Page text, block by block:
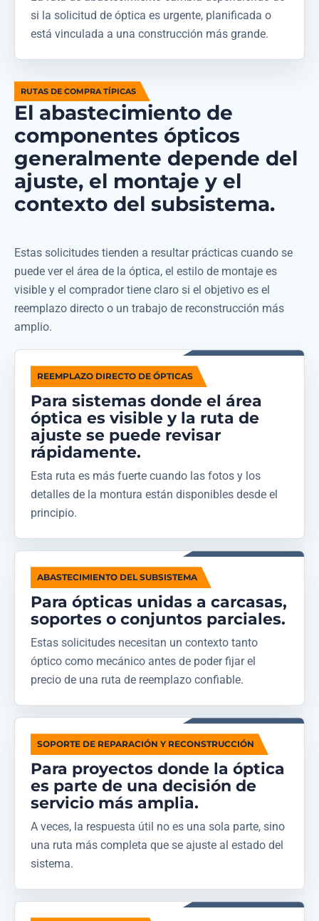
si la solicitud de óptica es urgente, planificada o
está vinculada a una construcción más grande.
RUTAS DE COMPRA TÍPICAS
El abastecimiento de
componentes ópticos
generalmente depende del
ajuste, el montaje y el
contexto del subsistema.
Estas solicitudes tienden a resultar prácticas cuando se
puede ver el área de la óptica, el estilo de montaje es
visible y el comprador tiene claro si el objetivo es el
reemplazo directo o un trabajo de reconstrucción más
amplio.
REEMPLAZO DIRECTO DE ÓPTICAS
Para sistemas donde el área
óptica es visible y la ruta de
ajuste se puede revisar
rápidamente.
Esta ruta es más fuerte cuando las fotos y los
detalles de la montura están disponibles desde el
principio.
ABASTECIMIENTO DEL SUBSISTEMA
Para ópticas unidas a carcasas,
soportes o conjuntos parciales.
Estas solicitudes necesitan un contexto tanto
óptico como mecánico antes de poder fijar el
precio de una ruta de reemplazo confiable.
SOPORTE DE REPARACIÓN Y RECONSTRUCCIÓN
Para proyectos donde la óptica
es parte de una decisión de
servicio más amplia.
A veces, la respuesta útil no es una sola parte, sino
una ruta más completa que se ajuste al estado del
sistema.